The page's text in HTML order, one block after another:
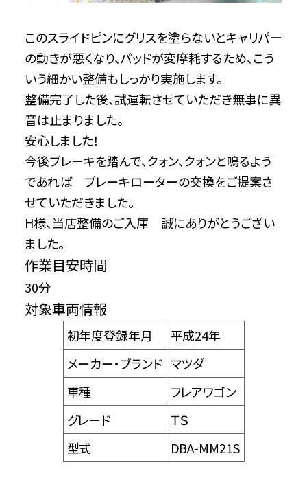
このスライドピンにグリスを塗らないとキャリパー
の動きが悪くなり、パッドが変摩耗するため、こう
いう細かい整備もしっかり実施します。
整備完了した後、試運転させていただき無事に異
音は止まりました。
安心しました！
今後ブレーキを踏んで、クォン、クォンと鳴るよう
であれば ブレーキローターの交換をご提案さ
せていただきました。
H様、当店整備のご入庫 誠にありがとうござい
ました。
作業目安時間
30分
対象車両情報
初年度登録年月
平成24年
メーカー・ブランド マツダ
車種
フレアワゴン
グレード
ＴＳ
型式
DBA-MM21S